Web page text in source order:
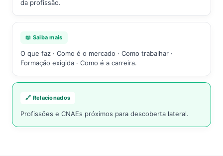
da profissão.
📖 Saiba mais
O que faz · Como é o mercado · Como trabalhar ·
Formação exigida · Como é a carreira.
🔗 Relacionados
Profissões e CNAEs próximos para descoberta lateral.